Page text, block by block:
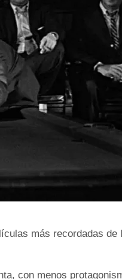
más recordadas de
con menos